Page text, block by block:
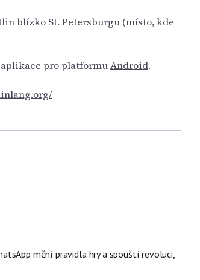
blízko St. Petersburgu (místo, kde
pro platformuAndroid.
mění pravidla hry a spouští revoluci,